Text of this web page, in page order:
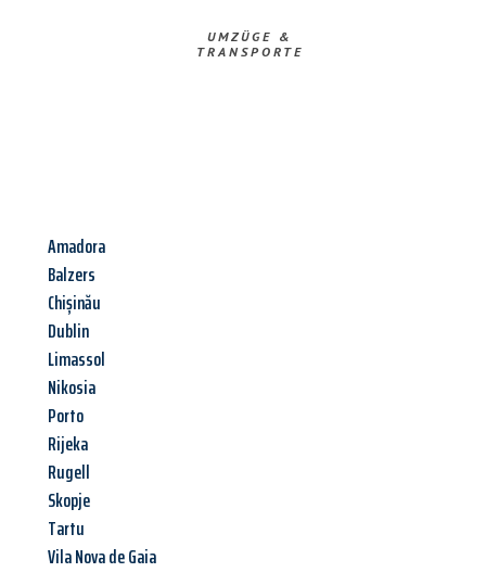
UMZÜGE &
TRANSPORTE
Amadora
Balzers
Chișinău
Dublin
Limassol
Nikosia
Porto
Rijeka
Rugell
Skopje
Tartu
Vila Nova de Gaia